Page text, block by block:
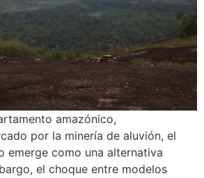
amazónico,
por la minería de aluvión, el
emerge como una alternativa
el choque entre modelos